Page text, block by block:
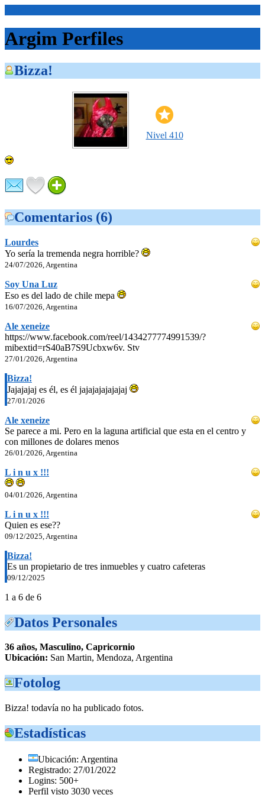
Argim Perfiles
Bizza!
Nivel 410
Comentarios (6)
Lourdes
Yo sería la tremenda negra horrible?
24/07/2026, Argentina
Soy Una Luz
Eso es del lado de chile mepa
16/07/2026, Argentina
Ale xeneize
https://www.facebook.com/reel/1434277774991539/?
mibextid=rS40aB7S9Ucbxw6v. Stv
27/01/2026, Argentina
Bizza!
Jajajajaj es él, es él jajajajajajajaj
27/01/2026
Ale xeneize
Se parece a mi. Pero en la laguna artificial que esta en el centro y
con millones de dolares menos
26/01/2026, Argentina
L i n u x !!!
04/01/2026, Argentina
L i n u x !!!
Quien es ese??
09/12/2025, Argentina
Bizza!
Es un propietario de tres inmuebles y cuatro cafeteras
09/12/2025
1 a 6 de 6
Datos Personales
36 años, Masculino, Capricornio
Ubicación: San Martin, Mendoza, Argentina
Fotolog
Bizza! todavía no ha publicado fotos.
Estadísticas
Ubicación: Argentina
Registrado: 27/01/2022
Logins: 500+
Perfil visto 3030 veces